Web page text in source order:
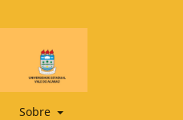
Sobre